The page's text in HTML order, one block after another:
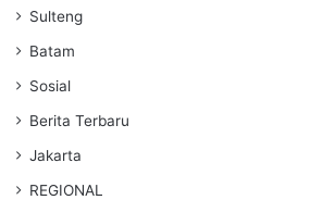
Sulteng
Batam
Sosial
Berita Terbaru
Jakarta
REGIONAL